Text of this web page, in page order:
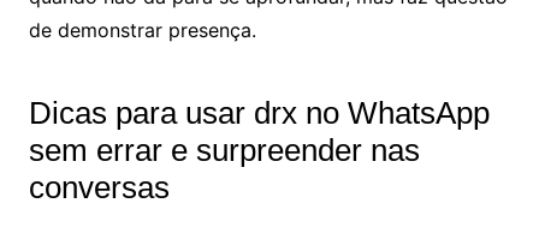
de demonstrar presença.
Dicas para usar drx no WhatsApp
sem errar e surpreender nas
conversas